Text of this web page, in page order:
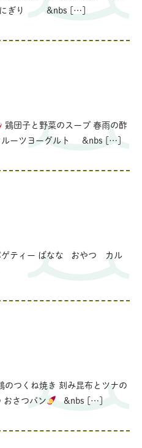
にぎり &nbs […]
鶏団子と野菜のスープ 春雨の酢
ーツヨーグルト &nbs […]
ティー ばなな おやつ カル
のつくね焼き 刻み昆布とツナの
さつパン
&nbs […]